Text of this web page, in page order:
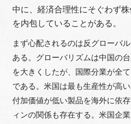
中に、経済合理性にそぐわず
を内包していることがある。
まず心配されるのは反グローバ
ある。グローバリズムは中国の
を大きくしたが、国際分業が全
である。米国は最も生産性が高い
付加価値が低い製品を海外に依
ィンの関係も存在する。米国企